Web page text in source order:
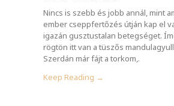
Nincs is szebb és jobb annál, mint
ember cseppfertőzés útján kap el
igazán gusztustalan betegséget.
rögtön itt van a tüszős
Szerdán már fájt a torkom,.
Keep Reading →